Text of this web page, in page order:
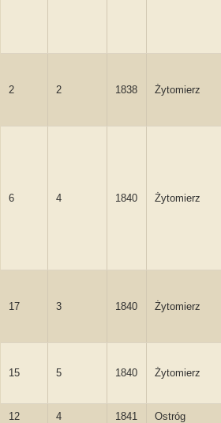
2 2 1838 Żytomierz
6 4 1840 Żytomierz
17 3 1840 Żytomierz
15 5 1840 Żytomierz
12 4 1841 Ostróg